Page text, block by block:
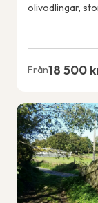
olivodlingar,
Från18 500